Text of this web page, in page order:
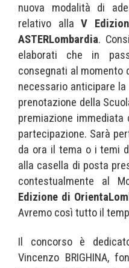
nuova modalità di
relativo allaV
ASTERLombardia.
elaborati che in
consegnati al momento
necessario anticipare
prenotazione della
premiazione
partecipazione. Sarà
da ora il tema o i temi
alla casella di posta
contestualmente al
Edizione di
Avremo così tutto il
Il concorso è
Vincenzo BRIGHINA,